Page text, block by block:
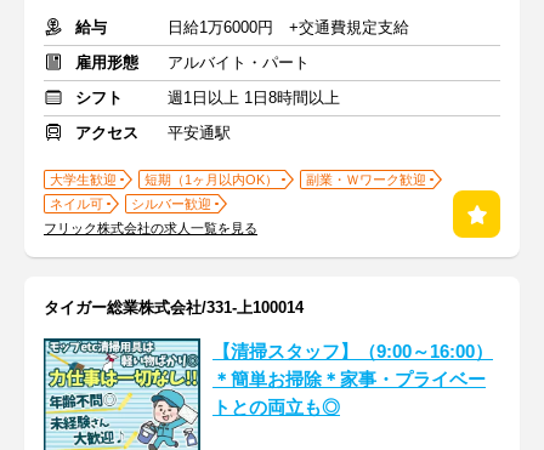
給与
日給1万6000円 +交通費規定支給
雇用形態
アルバイト・パート
シフト
週1日以上 1日8時間以上
アクセス
平安通駅
大学生歓迎 短期（1ヶ月以内OK）
副業・Ｗワーク歓迎
ネイル可
シルバー歓迎
フリック株式会社の求人一覧を見る
タイガー総業株式会社/331-上100014
【清掃スタッフ】（9:00～16:00）
＊簡単お掃除＊家事・プライベー
トとの両立も◎